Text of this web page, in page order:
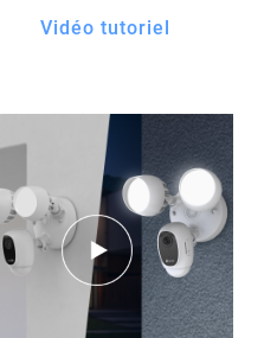
Vidéo tutoriel